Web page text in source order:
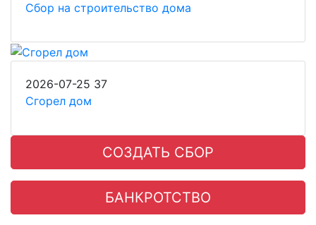
Сбор на строительство дома
2026-07-25 37
Сгорел дом
СОЗДАТЬ СБОР
БАНКРОТСТВО